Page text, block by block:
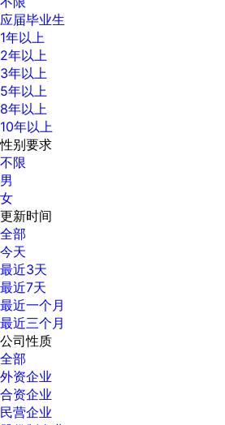
应届毕业生
1年以上
2年以上
3年以上
5年以上
8年以上
10年以上
性别要求
不限
男
女
更新时间
全部
今天
最近3天
最近7天
最近一个月
最近三个月
公司性质
全部
外资企业
合资企业
民营企业